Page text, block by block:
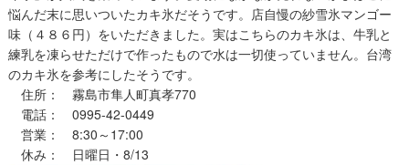
悩んだ末に思いついたカキ氷だそうです。店自慢の紗雪氷マンゴー
味（４８６円）をいただきました。実はこちらのカキ氷は、牛乳と
練乳を凍らせただけで作ったもので水は一切使っていません。台湾
のカキ氷を参考にしたそうです。
住所： 霧島市隼人町真孝770
電話： 0995-42-0449
営業： 8:30～17:00
休み： 日曜日・8/13